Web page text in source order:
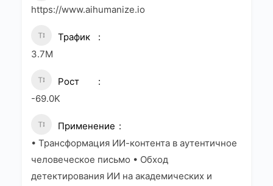
https://www.aihumanize.io
Трафик
3.7M
Рост
-69.0K
Применение
• Трансформация ИИ-контента в аутентичное
человеческое письмо • Обход
детектирования ИИ на академических и